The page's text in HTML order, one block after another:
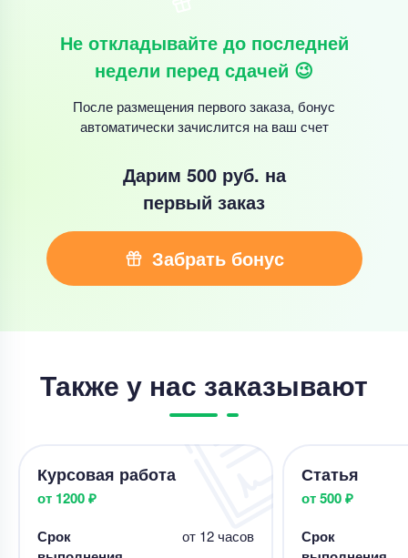
Не откладывайте до последней
недели перед сдачей 😉
После размещения первого заказа, бонус
автоматически зачислится на ваш счет
Дарим 500 руб. на
первый заказ
Забрать бонус
Также у нас заказывают
Курсовая работа
от 1200 ₽
Срок
от 12 часов
Статья
от 500 ₽
Срок